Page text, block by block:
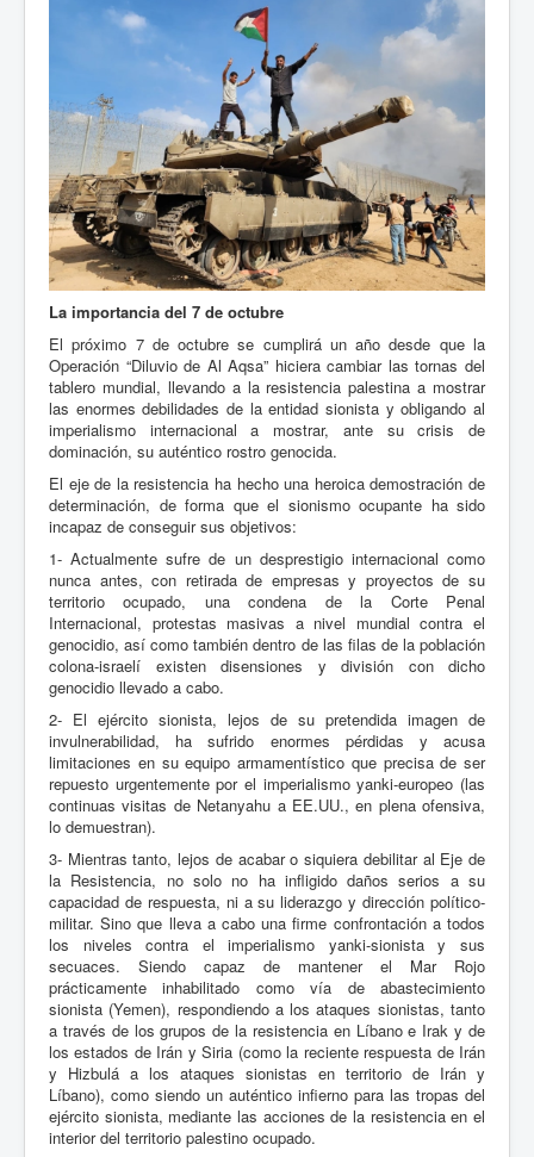
La importancia del 7 de octubre
El próximo 7 de octubre se cumplirá un año desde que la
Operación “Diluvio de Al Aqsa” hiciera cambiar las tornas del
tablero mundial, llevando a la resistencia palestina a mostrar
las enormes debilidades de la entidad sionista y obligando al
imperialismo internacional a mostrar, ante su crisis de
dominación, su auténtico rostro genocida.
El eje de la resistencia ha hecho una heroica demostración de
determinación, de forma que el sionismo ocupante ha sido
incapaz de conseguir sus objetivos:
1- Actualmente sufre de un desprestigio internacional como
nunca antes, con retirada de empresas y proyectos de su
territorio ocupado, una condena de la Corte Penal
Internacional, protestas masivas a nivel mundial contra el
genocidio, así como también dentro de las filas de la población
colona-israelí existen disensiones y división con dicho
genocidio llevado a cabo.
2- El ejército sionista, lejos de su pretendida imagen de
invulnerabilidad, ha sufrido enormes pérdidas y acusa
limitaciones en su equipo armamentístico que precisa de ser
repuesto urgentemente por el imperialismo yanki-europeo (las
continuas visitas de Netanyahu a EE.UU., en plena ofensiva,
lo demuestran).
3- Mientras tanto, lejos de acabar o siquiera debilitar al Eje de
la Resistencia, no solo no ha infligido daños serios a su
capacidad de respuesta, ni a su liderazgo y dirección político-
militar. Sino que lleva a cabo una firme confrontación a todos
los niveles contra el imperialismo yanki-sionista y sus
secuaces. Siendo capaz de mantener el Mar Rojo
prácticamente inhabilitado como vía de abastecimiento
sionista (Yemen), respondiendo a los ataques sionistas, tanto
a través de los grupos de la resistencia en Líbano e Irak y de
los estados de Irán y Siria (como la reciente respuesta de Irán
y Hizbulá a los ataques sionistas en territorio de Irán y
Líbano), como siendo un auténtico infierno para las tropas del
ejército sionista, mediante las acciones de la resistencia en el
interior del territorio palestino ocupado.